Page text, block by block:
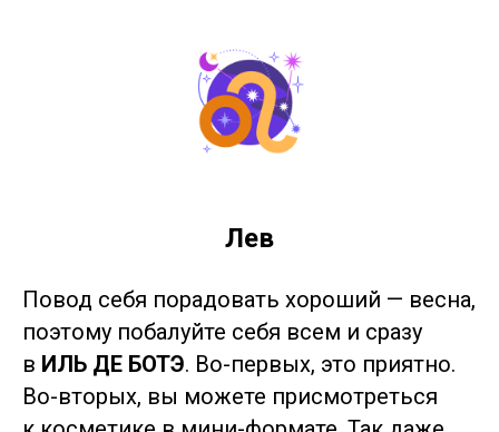
Лев
Повод себя порадовать хороший — весна,
поэтому побалуйте себя всем и сразу
в ИЛЬ ДЕ БОТЭ. Во-первых, это приятно.
Во-вторых, вы можете присмотреться